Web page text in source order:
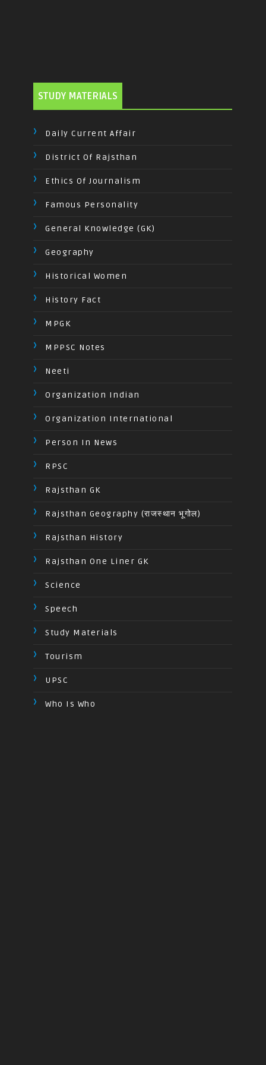
STUDY MATERIALS
Daily Current Affair
District Of Rajsthan
Ethics Of Journalism
Famous Personality
General Knowledge (GK)
Geography
Historical Women
History Fact
MPGK
MPPSC Notes
Neeti
Organization Indian
Organization International
Person In News
RPSC
Rajsthan GK
Rajsthan Geography (राजस्थान भूगोल)
Rajsthan History
Rajsthan One Liner GK
Science
Speech
Study Materials
Tourism
UPSC
Who Is Who